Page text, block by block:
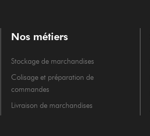
Nos métiers
Stockage de marchandises
Colisage et préparation de
commandes
Livraison de marchandises